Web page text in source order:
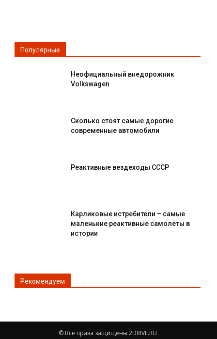
Популярные
Неофициальный внедорожник
Volkswagen
Сколько стоят самые дорогие
современные автомобили
Реактивные вездеходы СССР
Карликовые истребители – самые
маленькие реактивные самолёты в
истории
Рекомендуем
© Все права защищены 2DRIVE.RU